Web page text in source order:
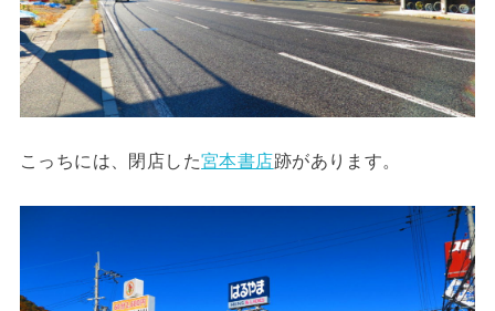
こっちには、閉店した宮本書店跡があります。